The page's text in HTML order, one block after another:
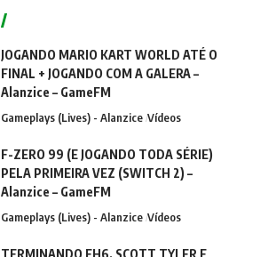
JOGANDO MARIO KART WORLD ATÉ O
FINAL + JOGANDO COM A GALERA –
Alanzice – GameFM
Gameplays (Lives) - Alanzice Vídeos
F-ZERO 99 (E JOGANDO TODA SÉRIE)
PELA PRIMEIRA VEZ (SWITCH 2) –
Alanzice – GameFM
Gameplays (Lives) - Alanzice Vídeos
TERMINANDO FH6, SCOTT TYLER E